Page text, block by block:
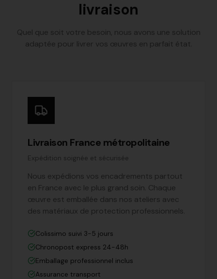
livraison
Quel que soit votre besoin, nous avons une solution
adaptée pour livrer vos œuvres en parfait état.
Livraison France métropolitaine
Expédition soignée et sécurisée
Nous expédions vos encadrements partout
en France avec le plus grand soin. Chaque
œuvre est emballée dans nos ateliers avec
des matériaux de protection professionnels.
Colissimo suivi 3-5 jours
Chronopost express 24-48h
Emballage professionnel inclus
Assurance transport